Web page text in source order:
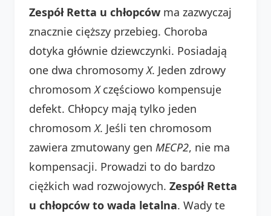
Zespół Retta u chłopców ma zazwyczaj
znacznie cięższy przebieg. Choroba
dotyka głównie dziewczynki. Posiadają
one dwa chromosomy X. Jeden zdrowy
chromosom Xczęściowo kompensuje
defekt. Chłopcy mają tylko jeden
chromosom X. Jeśli ten chromosom
zawiera zmutowany gen MECP2, nie ma
kompensacji. Prowadzi to do bardzo
ciężkich wad rozwojowych. Zespół Retta
u chłopców to wada letalna. Wady te